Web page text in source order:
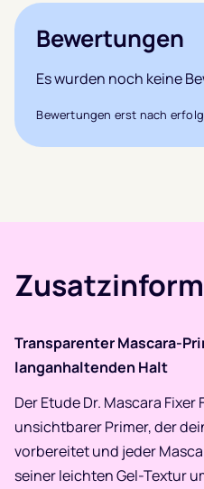
Bewertungen
Es wurden noch keine
Bewertungen erst nach
Transparenter Mascara-
langanhaltenden Halt
Der Etude Dr. Mascara
unsichtbarer Primer, der
vorbereitet und jeder
seiner leichten Gel-Textur